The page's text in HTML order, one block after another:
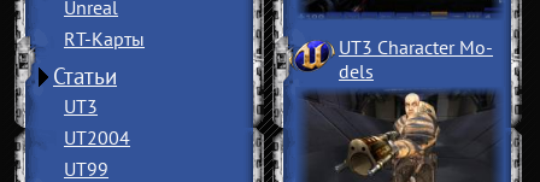
Unreal
RT-Карты
Статьи
UT3
UT2004
UT99
UT3 Character Mo­
dels